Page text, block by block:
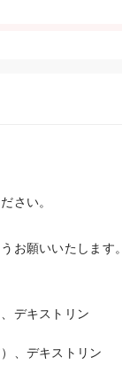
さい。
お願いいたします。
デキストリン
、デキストリン